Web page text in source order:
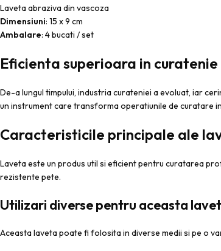
Laveta abraziva din vascoza
Dimensiuni: 15 x 9 cm
Ambalare: 4 bucati / set
Eficienta superioara in curatenie
De-a lungul timpului, industria curateniei a evoluat, iar
un instrument care transforma operatiunile de curatare
Caracteristicile principale ale
Laveta este un produs util si eficient pentru curatarea
rezistente pete.
Utilizari diverse pentru aceasta
Aceasta laveta poate fi folosita in diverse medii si pe o